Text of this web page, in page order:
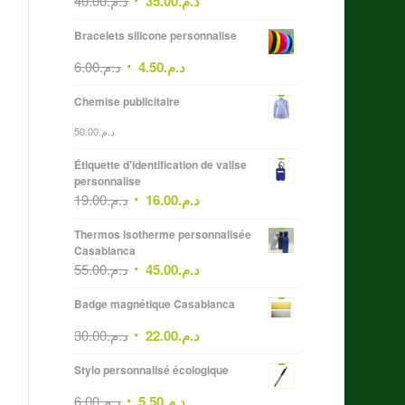
Bracelets silicone personnalise
د.م.6.00 د.م.4.50
Chemise publicitaire
د.م. 50.00
Étiquette d'identification de valise
personnalise
د.م.19.00 د.م.16.00
Thermos isotherme personnalisée
Casablanca
د.م.55.00 د.م.45.00
Badge magnétique Casablanca
د.م.30.00 د.م.22.00
Stylo personnalisé écologique
د.م.6.00